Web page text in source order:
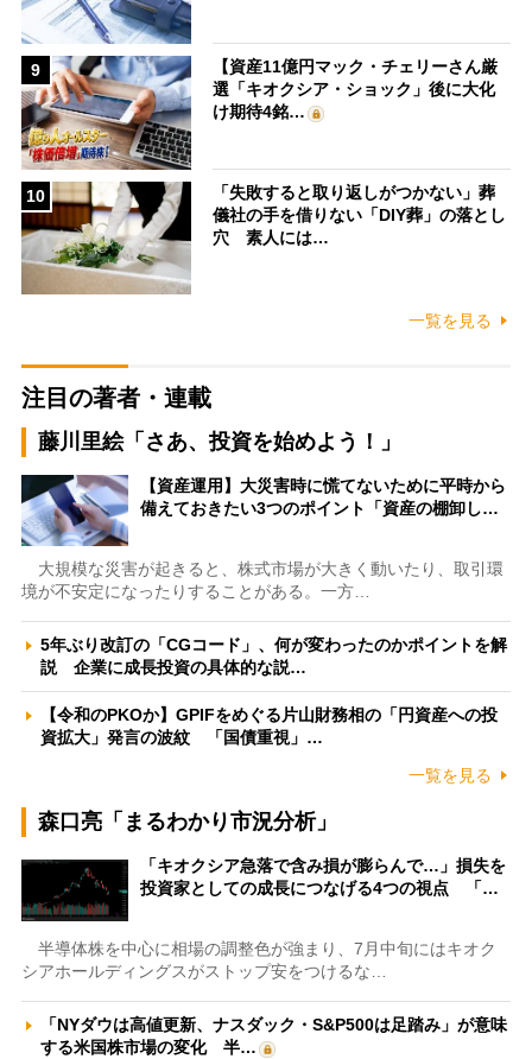
9
【資産11億円マック・チェリーさん厳
選「キオクシア・ショック」後に大化
け期待4銘…
10
「失敗すると取り返しがつかない」葬
儀社の手を借りない「DIY葬」の落とし
穴 素人には…
一覧を見る
注目の著者・連載
藤川里絵「さあ、投資を始めよう！」
【資産運用】大災害時に慌てないために平時から
備えておきたい3つのポイント「資産の棚卸し…
大規模な災害が起きると、株式市場が大きく動いたり、取引環
境が不安定になったりすることがある。一方…
5年ぶり改訂の「CGコード」、何が変わったのかポイントを解
説 企業に成長投資の具体的な説…
【令和のPKOか】GPIFをめぐる片山財務相の「円資産への投
資拡大」発言の波紋 「国債重視」…
一覧を見る
森口亮「まるわかり市況分析」
「キオクシア急落で含み損が膨らんで…」損失を
投資家としての成長につなげる4つの視点 「…
半導体株を中心に相場の調整色が強まり、7月中旬にはキオク
シアホールディングスがストップ安をつけるな…
「NYダウは高値更新、ナスダック・S&P500は足踏み」が意味
する米国株市場の変化 半…